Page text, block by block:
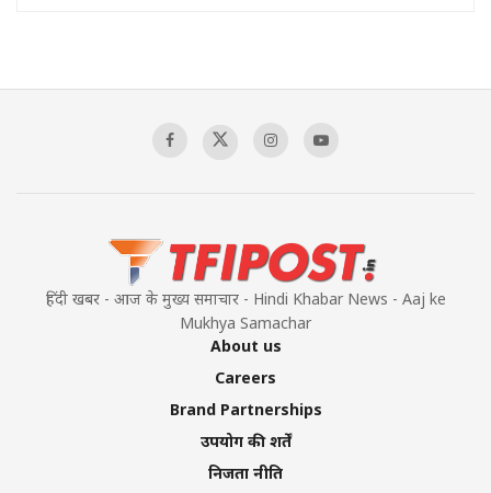
हिंदी खबर - आज के मुख्य समाचार - Hindi Khabar News - Aaj ke
Mukhya Samachar
About us
Careers
Brand Partnerships
उपयोग की शर्तें
निजता नीति